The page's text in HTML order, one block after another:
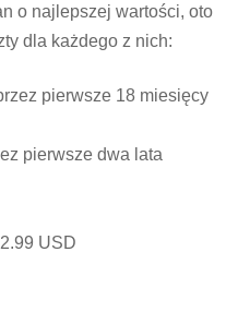
o najlepszej wartości, oto
dla każdego z nich:
pierwsze 18 miesięcy
pierwsze dwa lata
USD